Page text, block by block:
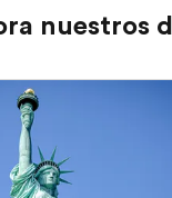
nuestros